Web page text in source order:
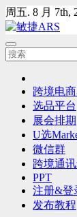
Skip
to
content
周五. 8 月 7th,
跨境电
选品平台
展会排期
U选
微信群
跨境通
PPT
注册&登
发布教程